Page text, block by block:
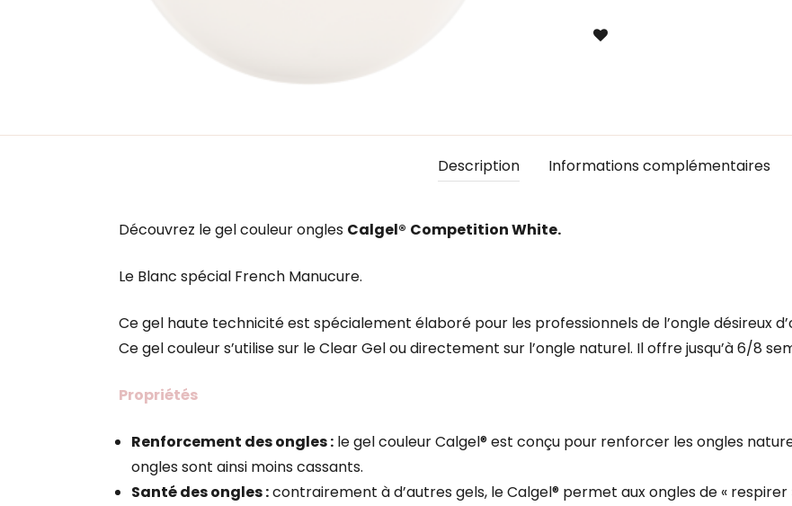
Description Informations complémentaires
Découvrez le gel couleur ongles Calgel® Competition White.
Le Blanc spécial French Manucure.
Ce gel haute technicité est spécialement élaboré pour les professionnels de l’ongle désireux
Ce gel couleur s’utilise sur le Clear Gel ou directement sur l’ongle naturel. Il offre jusqu’à 6/8
Propriétés
Renforcement des ongles : le gel couleur Calgel® est conçu pour renforcer les ongles
ongles sont ainsi moins cassants.
Santé des ongles :contrairement à d’autres gels, le Calgel® permet aux ongles de « respirer